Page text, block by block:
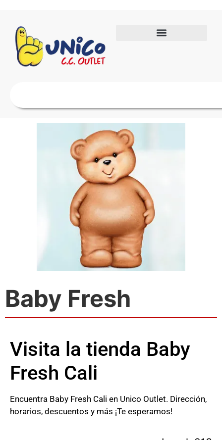
Baby Fresh
Visita la tienda Baby
Fresh Cali
Encuentra Baby Fresh Cali en Unico Outlet. Dirección,
horarios, descuentos y más ¡Te esperamos!